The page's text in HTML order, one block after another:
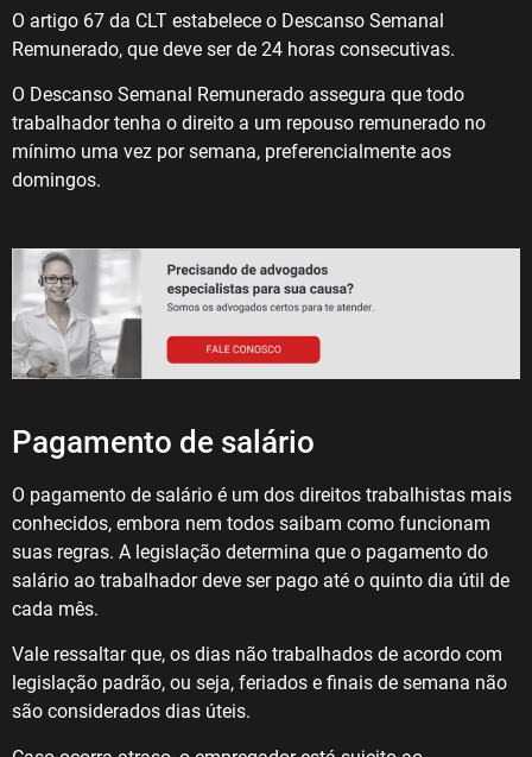
O artigo 67 da CLT estabelece o Descanso Semanal
Remunerado, que deve ser de 24 horas consecutivas.
O Descanso Semanal Remunerado assegura que todo
trabalhador tenha o direito a um repouso remunerado no
mínimo uma vez por semana, preferencialmente aos
domingos.
Pagamento de salário
O pagamento de salário é um dos direitos trabalhistas mais
conhecidos, embora nem todos saibam como funcionam
suas regras. A legislação determina que o pagamento do
salário ao trabalhador deve ser pago até o quinto dia útil de
cada mês.
Vale ressaltar que, os dias não trabalhados de acordo com
legislação padrão, ou seja, feriados e finais de semana não
são considerados dias úteis.